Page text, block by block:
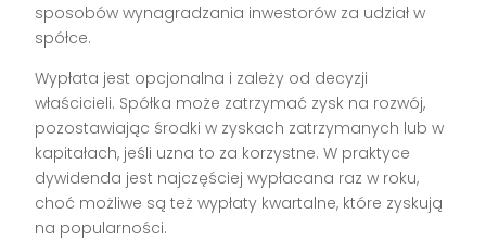
sposobów wynagradzania inwestorów za udział w
spółce.
Wypłata jest opcjonalna i zależy od decyzji
właścicieli. Spółka może zatrzymać zysk na rozwój,
pozostawiając środki w zyskach zatrzymanych lub w
kapitałach, jeśli uzna to za korzystne. W praktyce
dywidenda jest najczęściej wypłacana raz w roku,
choć możliwe są też wypłaty kwartalne, które zyskują
na popularności.